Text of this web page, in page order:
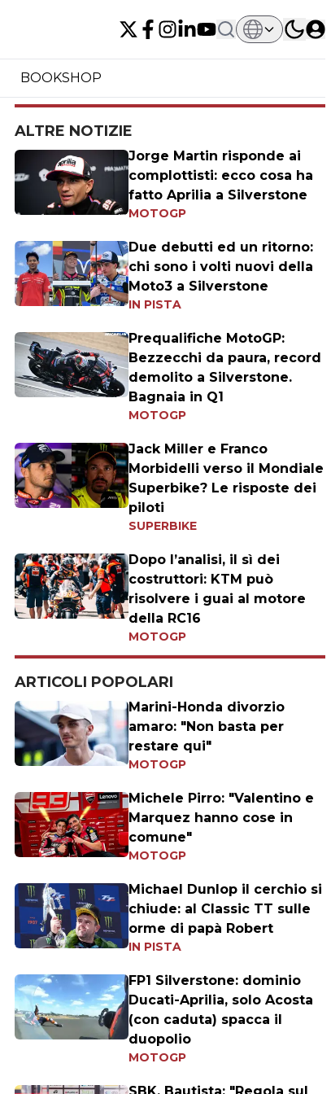
BOOKSHOP
ALTRE NOTIZIE
Jorge Martin risponde ai
complottisti: ecco cosa ha
fatto Aprilia a Silverstone
MOTOGP
Due debutti ed un ritorno:
chi sono i volti nuovi della
Moto3 a Silverstone
IN PISTA
Prequalifiche MotoGP:
Bezzecchi da paura, record
demolito a Silverstone.
Bagnaia in Q1
MOTOGP
Jack Miller e Franco
Morbidelli verso il Mondiale
Superbike? Le risposte dei
piloti
SUPERBIKE
Dopo l’analisi, il sì dei
costruttori: KTM può
risolvere i guai al motore
della RC16
MOTOGP
ARTICOLI POPOLARI
Marini-Honda divorzio
amaro: "Non basta per
restare qui"
MOTOGP
Michele Pirro: "Valentino e
Marquez hanno cose in
comune"
MOTOGP
Michael Dunlop il cerchio si
chiude: al Classic TT sulle
orme di papà Robert
IN PISTA
FP1 Silverstone: dominio
Ducati-Aprilia, solo Acosta
(con caduta) spacca il
duopolio
MOTOGP